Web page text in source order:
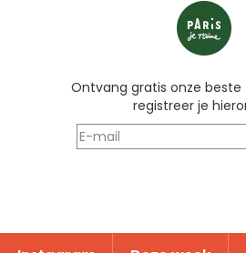
Ontvang gratis onze beste
registreer je